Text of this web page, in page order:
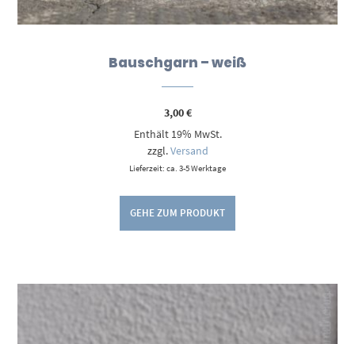
Bauschgarn – weiß
3,00€
Enthält 19% MwSt.
zzgl.Versand
Lieferzeit: ca. 3-5 Werktage
GEHE ZUM PRODUKT